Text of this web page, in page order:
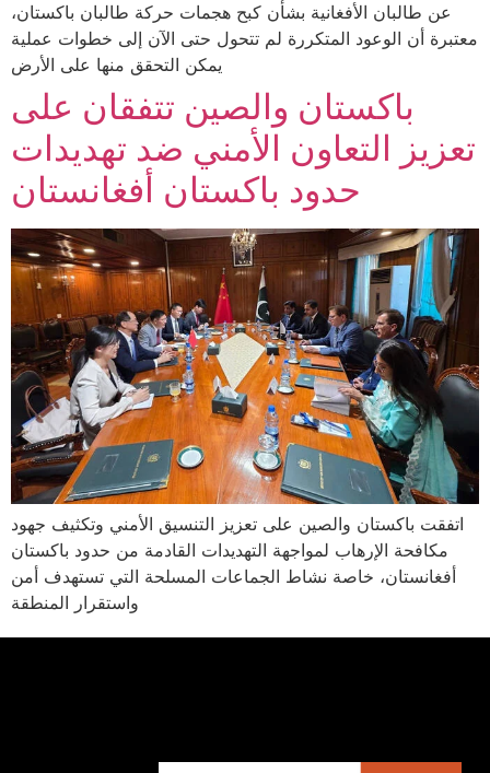
عن طالبان الأفغانية بشأن كبح هجمات حركة طالبان باكستان،
معتبرة أن الوعود المتكررة لم تتحول حتى الآن إلى خطوات عملية
يمكن التحقق منها على الأرض
باكستان والصين تتفقان على
تعزيز التعاون الأمني ضد تهديدات
حدود باكستان أفغانستان
اتفقت باكستان والصين على تعزيز التنسيق الأمني وتكثيف جهود
مكافحة الإرهاب لمواجهة التهديدات القادمة من حدود باكستان
أفغانستان، خاصة نشاط الجماعات المسلحة التي تستهدف أمن
واستقرار المنطقة